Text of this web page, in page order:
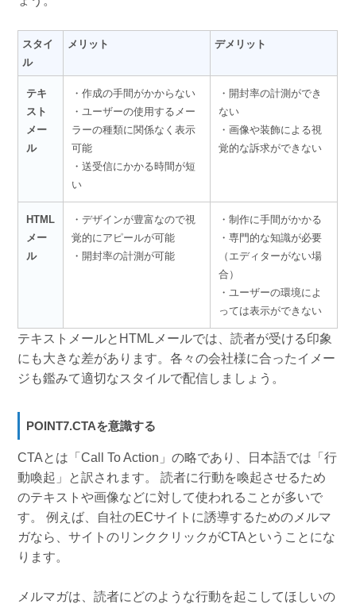
スタイ
ル
メリット デメリット
テキ
スト
メー
ル
・作成の手間がかからない
・ユーザーの使用するメー
ラーの種類に関係なく表示
可能
・送受信にかかる時間が短
い
・開封率の計測ができ
ない
・画像や装飾による視
覚的な訴求ができない
HTML
メー
ル
・デザインが豊富なので視
覚的にアピールが可能
・開封率の計測が可能
・制作に手間がかかる
・専門的な知識が必要
（エディターがない場
合）
・ユーザーの環境によ
っては表示ができない
テキストメールとHTMLメールでは、読者が受ける印象
にも大きな差があります。各々の会社様に合ったイメー
ジも鑑みて適切なスタイルで配信しましょう。
POINT7.CTAを意識する
CTAとは「Call To Action」の略であり、日本語では「行
動喚起」と訳されます。 読者に行動を喚起させるため
のテキストや画像などに対して使われることが多いで
す。 例えば、自社のECサイトに誘導するためのメルマ
ガなら、サイトのリンククリックがCTAということにな
ります。
メルマガは、読者にどのような行動を起こしてほしいの